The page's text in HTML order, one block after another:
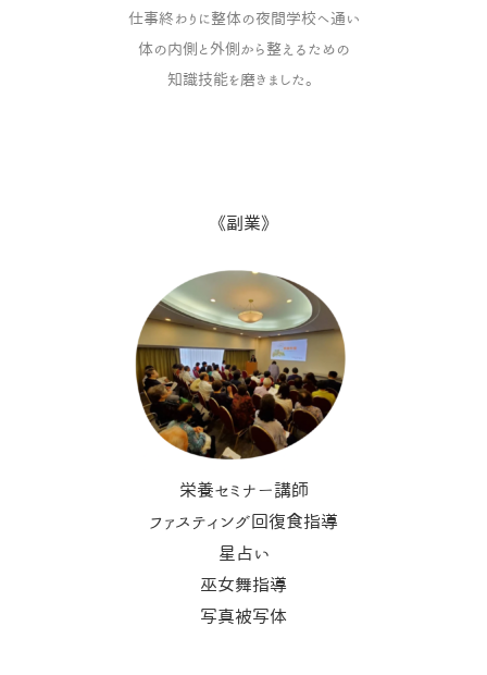
仕事終わりに整体の夜間学校へ通い
体の内側と外側から整えるための
知識技能を磨きました。
《副業》
栄養セミナー講師
ファスティング回復食指導
星占い
巫女舞指導
写真被写体